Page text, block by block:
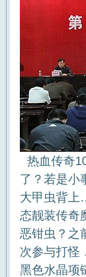
热血传奇
了？若是小
大甲虫背上
态靓装传奇
恶钳虫？之
次参与打怪
黑色水晶项